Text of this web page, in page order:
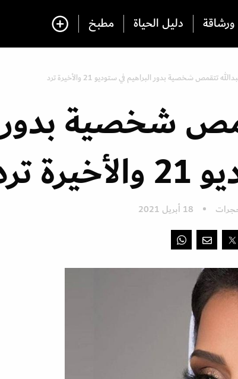
دليل الحياة مطبخ
تتقمص شخصية بدور البراهيم في ستوديو 21 والأخيرة ترد
شخصية بدور
ترد
18 أبريل 2021